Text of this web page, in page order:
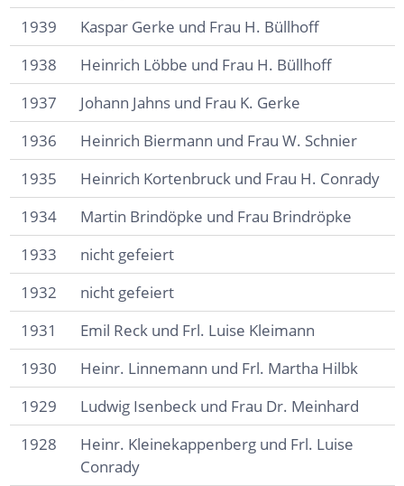
1939
Kaspar Gerke und Frau H. Büllhoff
1938
Heinrich Löbbe und Frau H. Büllhoff
1937
Johann Jahns und Frau K. Gerke
1936
Heinrich Biermann und Frau W. Schnier
1935
Heinrich Kortenbruck und Frau H. Conrady
1934
Martin Brindöpke und Frau Brindröpke
1933
nicht gefeiert
1932
nicht gefeiert
1931
Emil Reck und Frl. Luise Kleimann
1930
Heinr. Linnemann und Frl. Martha Hilbk
1929
Ludwig Isenbeck und Frau Dr. Meinhard
1928
Heinr. Kleinekappenberg und Frl. Luise
Conrady